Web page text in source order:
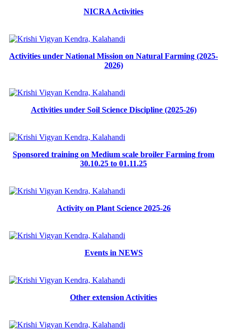
NICRA Activities
Activities under National Mission on Natural Farming (2025-
2026)
Activities under Soil Science Discipline (2025-26)
Sponsored training on Medium scale broiler Farming from
30.10.25 to 01.11.25
Activity on Plant Science 2025-26
Events in NEWS
Other extension Activities